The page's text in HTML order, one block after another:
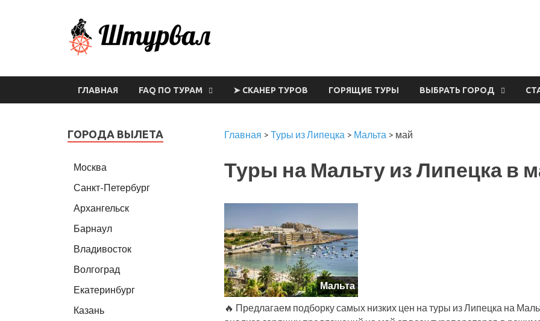
ГЛАВНАЯ FAQ ПО ТУРАМ ➤ СКАНЕР ТУРОВ ГОРЯЩИЕ ТУРЫ ВЫБРАТЬ ГОРОД
Главная > Туры из Липецка > Мальта > май
Туры на Мальту из Липецка в
Мальта
🔥 Предлагаем подборку самых низких цен на туры из Липецка на
ГОРОДА ВЫЛЕТА
Москва
Санкт-Петербург
Архангельск
Барнаул
Владивосток
Волгоград
Екатеринбург
Казань